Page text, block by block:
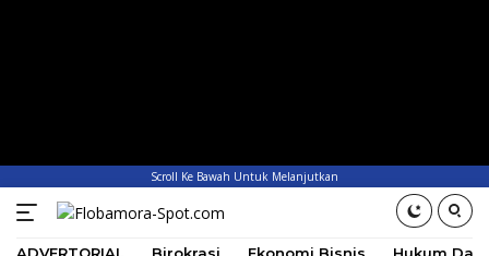
Scroll Ke Bawah Untuk Melanjutkan